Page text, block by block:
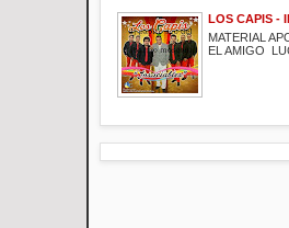
LOS CAPIS -
MATERIAL
EL AMIGO